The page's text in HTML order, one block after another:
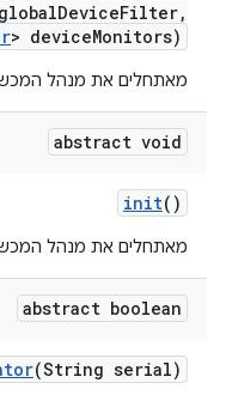
globalDeviceFilter,
> deviceMonitors)
מאתחלים את מנהל
abstract void
init()
מאתחלים את מנהל
abstract boolean
(String serial)